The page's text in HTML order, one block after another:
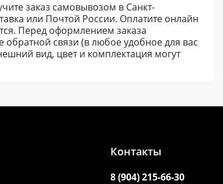
заказ самовывозом в Санкт-
или Почтой России. Оплатите онлайн
Перед оформлением заказа
обратной связи (в любое удобное для вас
вид, цвет и комплектация могут
Контакты
8 (904) 215-66-30